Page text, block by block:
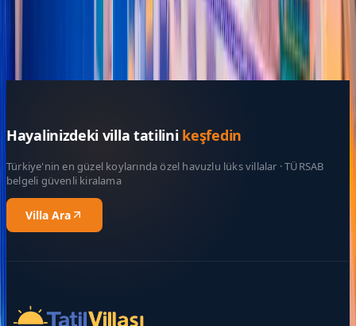
Hayalinizdeki villa tatilini keşfedin
Türkiye'nin en güzel koylarında özel havuzlu lüks villalar · TÜRSAB
belgeli güvenli kiralama
Villa Ara